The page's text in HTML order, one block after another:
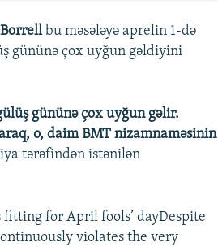
Borrellbu məsələyə aprelin 1-də
gününə çox uyğun gəldiyini
gününə çox uyğun gəlir.
o, daim BMT nizamnaməsinin
tərəfindən istənilən
for April fools’ dayDespite
violates the very